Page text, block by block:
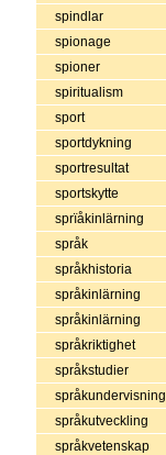
spindlar
spionage
spioner
spiritualism
sport
sportdykning
sportresultat
sportskytte
sprïåkinlärning
språk
språkhistoria
språkinlärning
språkinlärning
språkriktighet
språkstudier
språkundervisning
språkutveckling
språkvetenskap